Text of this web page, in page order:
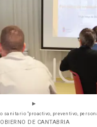
sanitario "proactivo, preventivo,
DE CANTABRIA